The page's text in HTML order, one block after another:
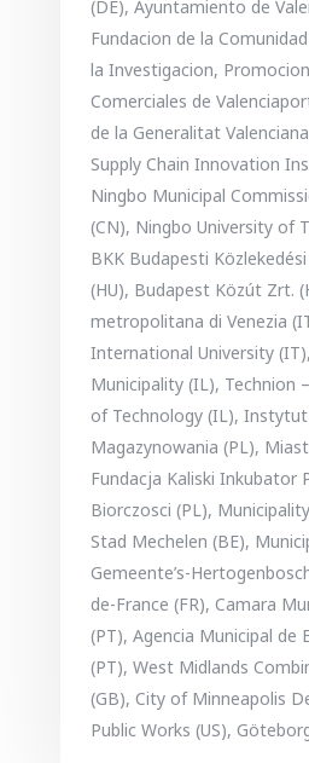
(DE), Ayuntamiento de
Fundacion de la
la Investigacion,
Comerciales de
de la Generalitat
Supply Chain Innovation
Ningbo Municipal
(CN), Ningbo University of
BKK Budapesti
(HU), Budapest Közút Zrt.
metropolitana di Venezia
International University
Municipality (IL), Technion
of Technology (IL),
Magazynowania (PL),
Fundacja Kaliski Inkubator
Biorczosci (PL),
Stad Mechelen (BE),
Gemeente’s-
de-France (FR), Camara
(PT), Agencia Municipal de
(PT), West Midlands
(GB), City of Minneapolis
Public Works (US),